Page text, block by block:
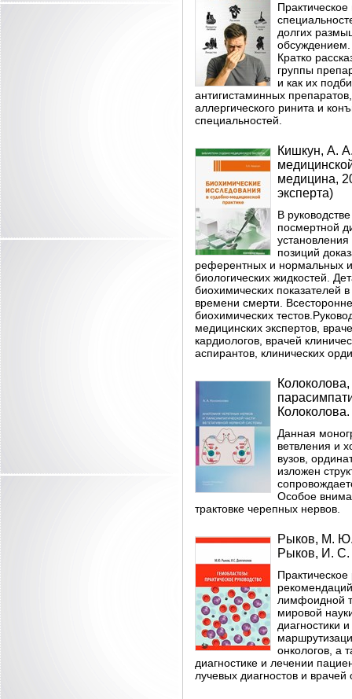
долгих
обсуждением.
Кратко
группы
и как их
антигистаминных
аллергического ринита и
специальностей.
Кишкун, А.
медицина,
эксперта)
В
посмертной
позиций
референтных и нормальных
биологических жидкостей.
биохимических показателей
времени смерти.
биохимических
медицинских экспертов,
кардиологов, врачей
аспирантов, клинических
Данная
ветвления и
вузов,
изложен
Особое
трактовке черепных нервов.
Рыков, М. Ю.
Рыков, И. С.
лимфоидной
мировой
диагностики
онкологов, а
диагностике и лечении
лучевых диагностов и